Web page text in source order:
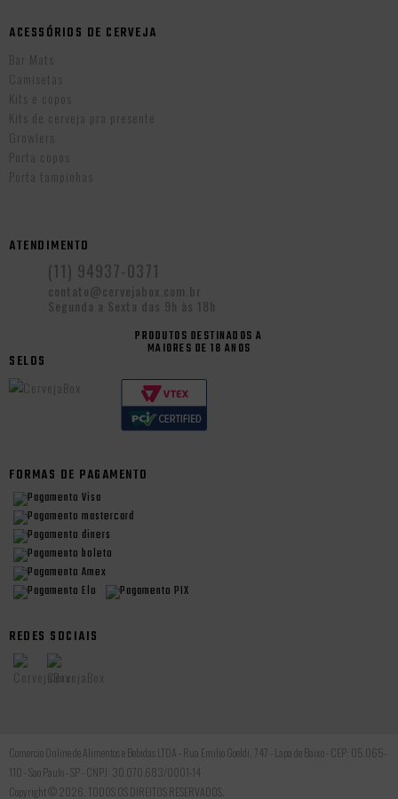
ACESSÓRIOS DE CERVEJA
Bar Mats
Camisetas
Kits e copos
Kits de cerveja pra presente
Growlers
Porta copos
Porta tampinhas
ATENDIMENTO
(11) 94937-0371
contato@cervejabox.com.br
Segunda a Sexta das 9h às 18h
PRODUTOS DESTINADOS A
MAIORES DE 18 ANOS
SELOS
FORMAS DE PAGAMENTO
REDES SOCIAIS
Comercio Online de Alimentos e Bebidas LTDA - Rua Emilio Goeldi, 747 - Lapa de Baixo - CEP: 05.065-
110 - Sao Paulo - SP - CNPJ: 30.070.683/0001-14
Copyright © 2026, TODOS OS DIREITOS RESERVADOS.